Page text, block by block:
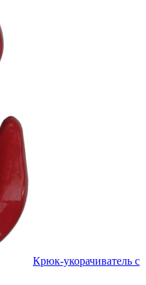
Крюк-укорачиватель с